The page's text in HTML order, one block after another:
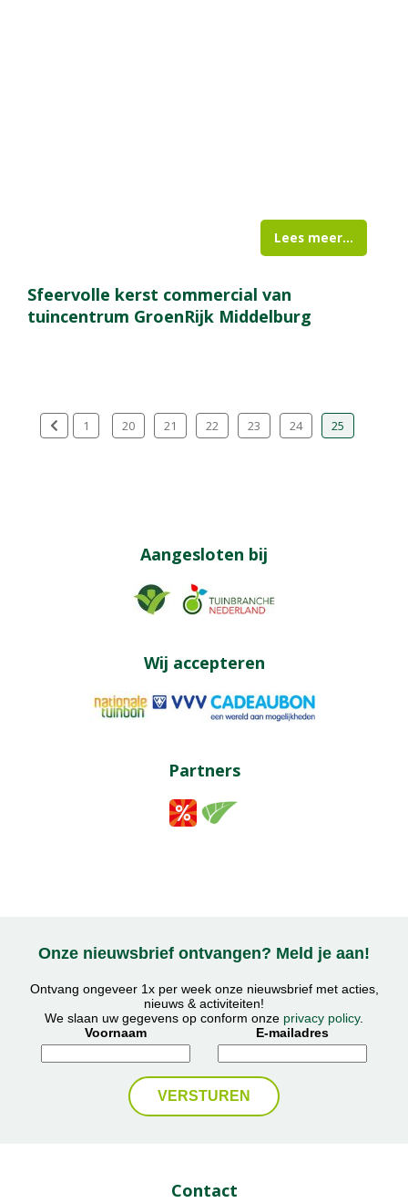
Sfeervolle kerst commercial van
tuincentrum GroenRijk Middelburg
Lees meer...
1 20 21 22 23 24 25
Aangesloten bij
Wij accepteren
Partners
Onze nieuwsbrief ontvangen? Meld je aan!
Ontvang ongeveer 1x per week onze nieuwsbrief met acties,
nieuws & activiteiten!
We slaan uw gegevens op conform onze privacy policy.
Voornaam
E-mailadres
Contact